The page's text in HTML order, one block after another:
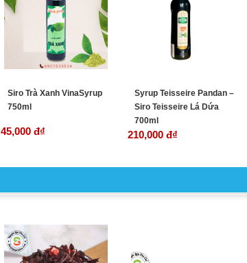
Siro Trà Xanh VinaSyrup
750ml
45,000 đ₫
Syrup Teisseire Pandan –
Siro Teisseire Lá Dứa
700ml
210,000 đ₫